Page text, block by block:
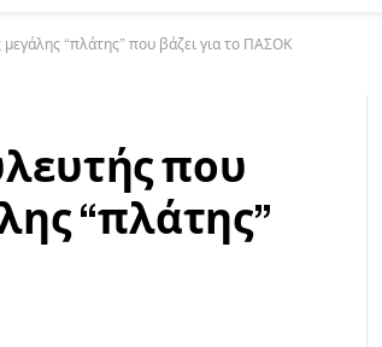
“πλάτης” που βάζει για το ΠΑΣΟΚ
που
“πλάτης”